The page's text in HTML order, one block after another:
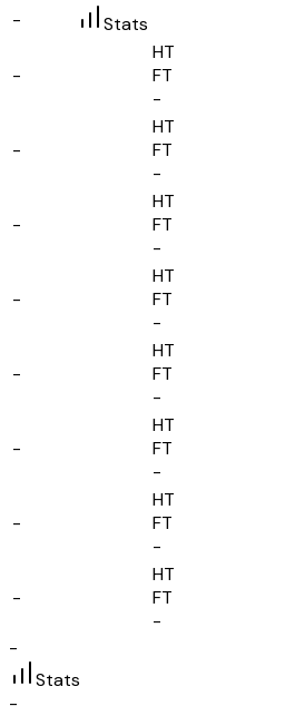
-
Stats
-
HT
FT
-
-
HT
FT
-
-
HT
FT
-
-
HT
FT
-
-
HT
FT
-
-
HT
FT
-
-
HT
FT
-
-
HT
FT
-
-
Stats
-